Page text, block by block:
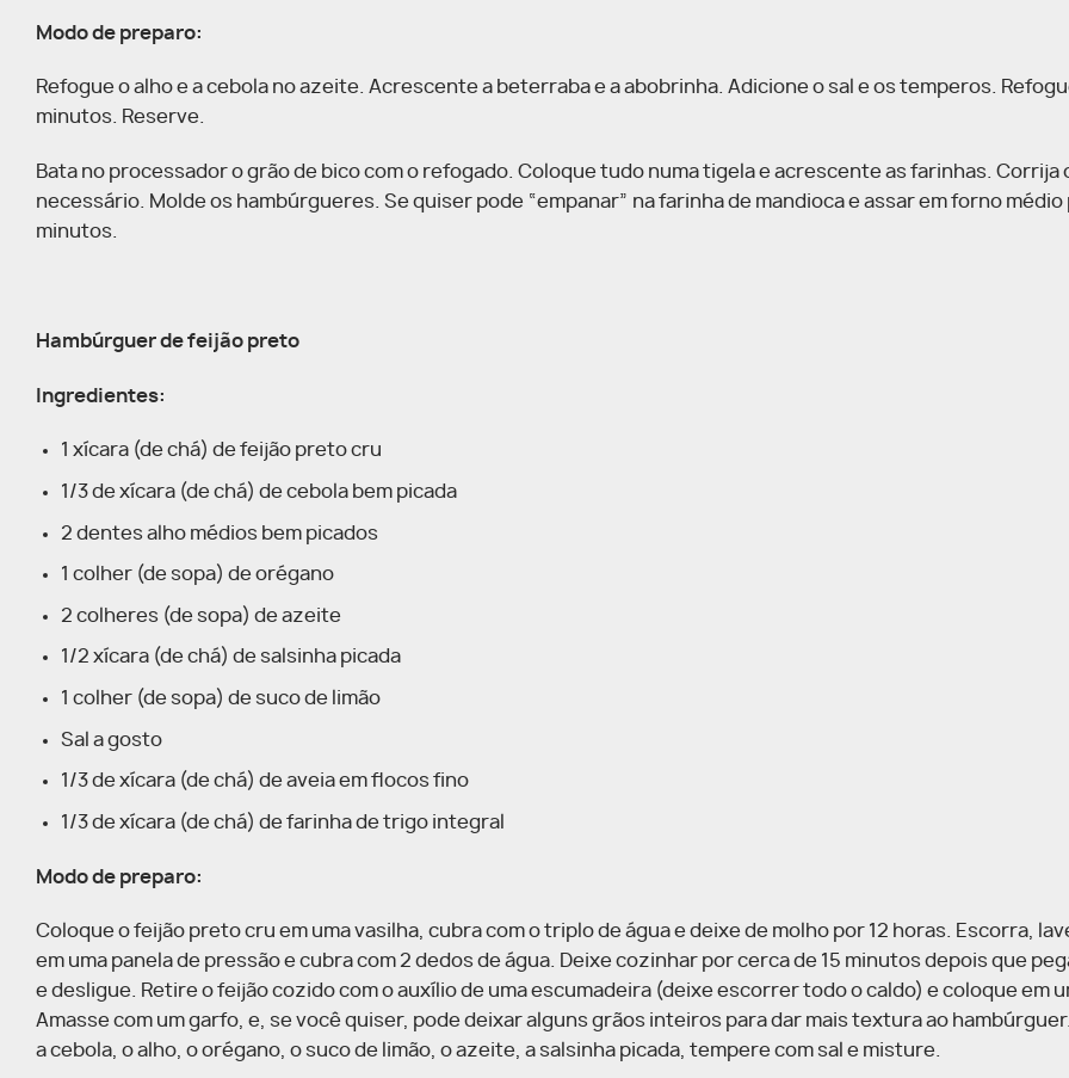
Modo de preparo:
Refogue o alho e a cebola no azeite. Acrescente a beterraba e a abobrinha. Adicione o sal e os temperos.
minutos. Reserve.
Bata no processador o grão de bico com o refogado. Coloque tudo numa tigela e acrescente as farinhas. Corrija
necessário. Molde os hambúrgueres. Se quiser pode “empanar” na farinha de mandioca e assar em forno médio
minutos.
Hambúrguer de feijão preto
Ingredientes:
1 xícara (de chá) de feijão preto cru
1/3 de xícara (de chá) de cebola bem picada
2 dentes alho médios bem picados
1 colher (de sopa) de orégano
2 colheres (de sopa) de azeite
1/2 xícara (de chá) de salsinha picada
1 colher (de sopa) de suco de limão
Sal a gosto
1/3 de xícara (de chá) de aveia em flocos fino
1/3 de xícara (de chá) de farinha de trigo integral
Modo de preparo:
Coloque o feijão preto cru em uma vasilha, cubra com o triplo de água e deixe de molho por 12 horas. Escorra,
em uma panela de pressão e cubra com 2 dedos de água. Deixe cozinhar por cerca de 15 minutos depois que
e desligue. Retire o feijão cozido com o auxílio de uma escumadeira (deixe escorrer todo o caldo) e coloque em
Amasse com um garfo, e, se você quiser, pode deixar alguns grãos inteiros para dar mais textura ao
a cebola, o alho, o orégano, o suco de limão, o azeite, a salsinha picada, tempere com sal e misture.